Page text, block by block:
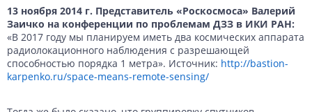
13 ноября 2014 г. Представитель «Роскосмоса» Валерий
Заичко на конференции по проблемам ДЗЗ в ИКИ РАН:
«В 2017 году мы планируем иметь два космических аппарата
радиолокационного наблюдения с разрешающей
способностью порядка 1 метра». Источник: http://bastion-
karpenko.ru/space-means-remote-sensing/